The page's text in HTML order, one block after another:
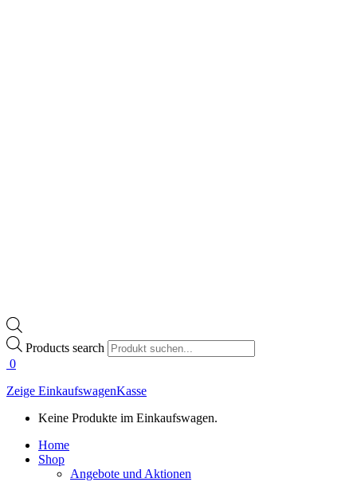
Products search
0
Zeige EinkaufswagenKasse
Keine Produkte im Einkaufswagen.
Home
Shop
Angebote und Aktionen